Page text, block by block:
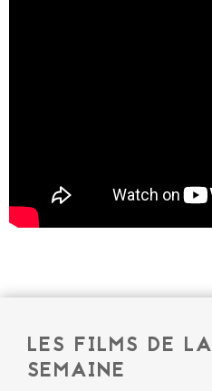
LES FILMS DE LA
SEMAINE